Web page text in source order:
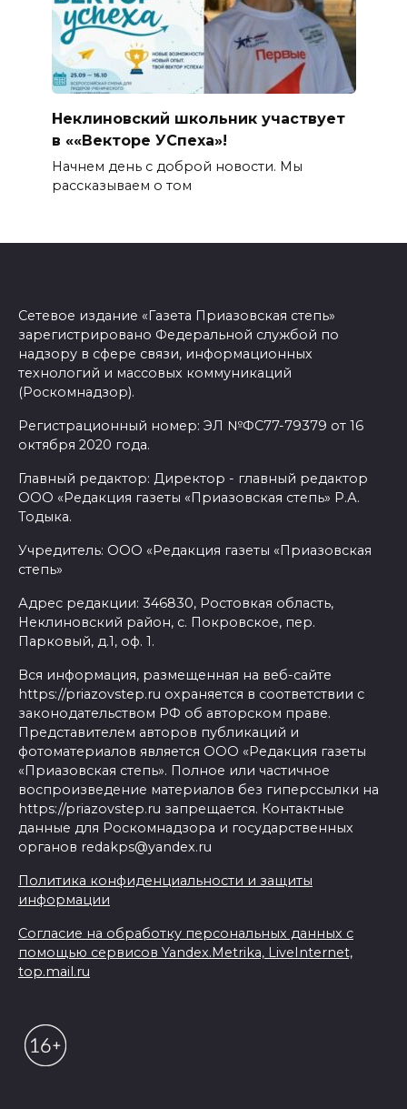
Неклиновский школьник участвует
в ««Векторе УСпеха»!
Начнем день с доброй новости. Мы
рассказываем о том
Сетевое издание «Газета Приазовская степь»
зарегистрировано Федеральной службой по
надзору в сфере связи, информационных
технологий и массовых коммуникаций
(Роскомнадзор).
Регистрационный номер: ЭЛ №ФС77-79379 от 16
октября 2020 года.
Главный редактор: Директор - главный редактор
ООО «Редакция газеты «Приазовская степь» Р.А.
Тодыка.
Учредитель: ООО «Редакция газеты «Приазовская
степь»
Адрес редакции: 346830, Ростовкая область,
Неклиновский район, с. Покровское, пер.
Парковый, д.1, оф. 1.
Вся информация, размещенная на веб-сайте
https://priazovstep.ru охраняется в соответствии с
законодательством РФ об авторском праве.
Представителем авторов публикаций и
фотоматериалов является ООО «Редакция газеты
«Приазовская степь». Полное или частичное
воспроизведение материалов без гиперссылки на
https://priazovstep.ru запрещается. Контактные
данные для Роскомнадзора и государственных
органов redakps@yandex.ru
Политика конфиденциальности и защиты
информации
Согласие на обработку персональных данных с
помощью сервисов Yandex.Metrika, LiveInternet,
top.mail.ru